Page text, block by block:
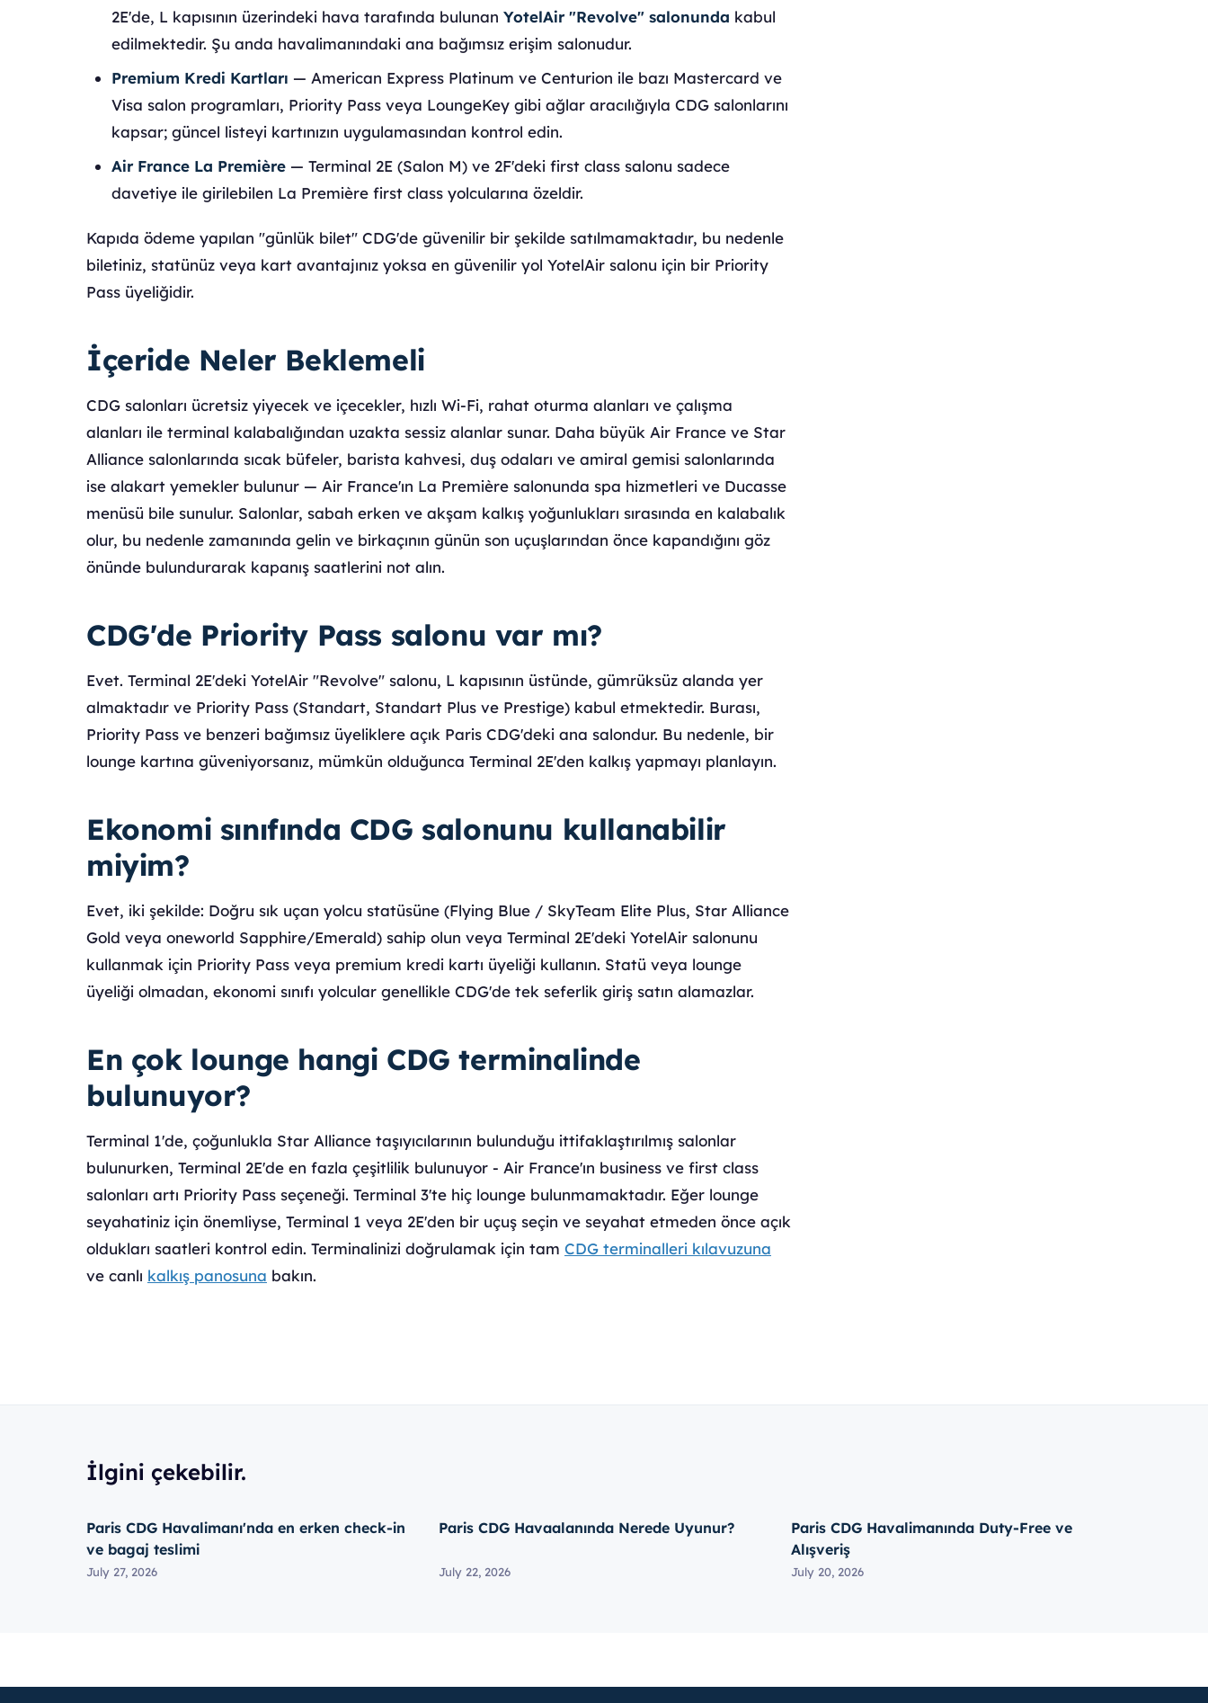
2E'de, L kapısının üzerindeki hava tarafında bulunan YotelAir "Revolve" salonunda kabul
edilmektedir. Şu anda havalimanındaki ana bağımsız erişim salonudur.
Premium Kredi Kartları — American Express Platinum ve Centurion ile bazı Mastercard ve
Visa salon programları, Priority Pass veya LoungeKey gibi ağlar aracılığıyla CDG salonlarını
kapsar; güncel listeyi kartınızın uygulamasından kontrol edin.
Air France La Première — Terminal 2E (Salon M) ve 2F'deki first class salonu sadece
davetiye ile girilebilen La Première first class yolcularına özeldir.
Kapıda ödeme yapılan "günlük bilet" CDG'de güvenilir bir şekilde satılmamaktadır, bu nedenle
biletiniz, statünüz veya kart avantajınız yoksa en güvenilir yol YotelAir salonu için bir Priority
Pass üyeliğidir.
İçeride Neler Beklemeli
CDG salonları ücretsiz yiyecek ve içecekler, hızlı Wi-Fi, rahat oturma alanları ve çalışma
alanları ile terminal kalabalığından uzakta sessiz alanlar sunar. Daha büyük Air France ve Star
Alliance salonlarında sıcak büfeler, barista kahvesi, duş odaları ve amiral gemisi salonlarında
ise alakart yemekler bulunur — Air France'ın La Première salonunda spa hizmetleri ve Ducasse
menüsü bile sunulur. Salonlar, sabah erken ve akşam kalkış yoğunlukları sırasında en kalabalık
olur, bu nedenle zamanında gelin ve birkaçının günün son uçuşlarından önce kapandığını göz
önünde bulundurarak kapanış saatlerini not alın.
CDG'de Priority Pass salonu var mı?
Evet. Terminal 2E'deki YotelAir "Revolve" salonu, L kapısının üstünde, gümrüksüz alanda yer
almaktadır ve Priority Pass (Standart, Standart Plus ve Prestige) kabul etmektedir. Burası,
Priority Pass ve benzeri bağımsız üyeliklere açık Paris CDG'deki ana salondur. Bu nedenle, bir
lounge kartına güveniyorsanız, mümkün olduğunca Terminal 2E'den kalkış yapmayı planlayın.
Ekonomi sınıfında CDG salonunu kullanabilir
miyim?
Evet, iki şekilde: Doğru sık uçan yolcu statüsüne (Flying Blue / SkyTeam Elite Plus, Star Alliance
Gold veya oneworld Sapphire/Emerald) sahip olun veya Terminal 2E'deki YotelAir salonunu
kullanmak için Priority Pass veya premium kredi kartı üyeliği kullanın. Statü veya lounge
üyeliği olmadan, ekonomi sınıfı yolcular genellikle CDG'de tek seferlik giriş satın alamazlar.
En çok lounge hangi CDG terminalinde
bulunuyor?
Terminal 1'de, çoğunlukla Star Alliance taşıyıcılarının bulunduğu ittifaklaştırılmış salonlar
bulunurken, Terminal 2E'de en fazla çeşitlilik bulunuyor - Air France'ın business ve first class
salonları artı Priority Pass seçeneği. Terminal 3'te hiç lounge bulunmamaktadır. Eğer lounge
seyahatiniz için önemliyse, Terminal 1 veya 2E'den bir uçuş seçin ve seyahat etmeden önce açık
oldukları saatleri kontrol edin. Terminalinizi doğrulamak için tam CDG terminalleri kılavuzuna
ve canlı kalkış panosuna bakın.
İlgini çekebilir.
Paris CDG Havalimanı'nda en erken check-in
ve bagaj teslimi
July 27, 2026
Paris CDG Havaalanında Nerede Uyunur?
July 22, 2026
Paris CDG Havalimanında Duty-Free ve
Alışveriş
July 20, 2026